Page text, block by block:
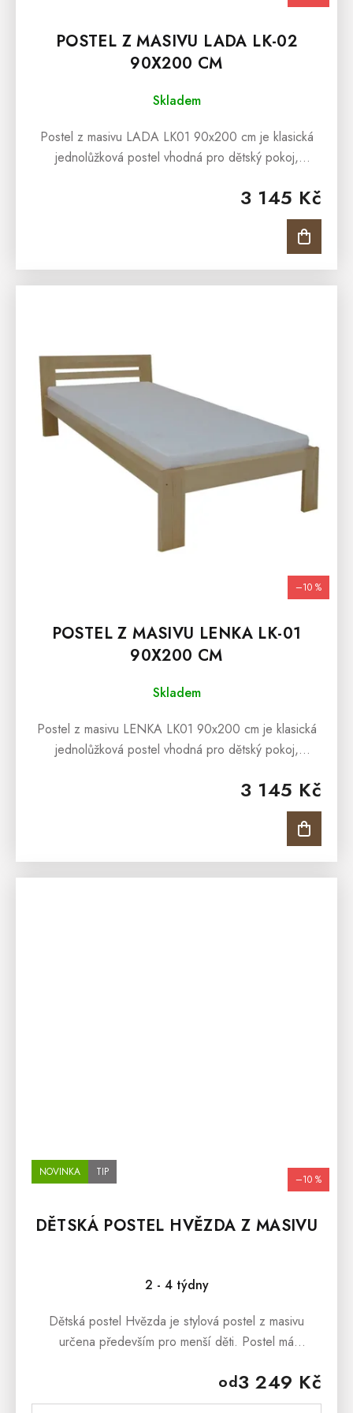
POSTEL Z MASIVU LADA LK-02
90X200 CM
Skladem
3 145 Kč
Postel z masivu LADA LK01 90x200 cm je klasická
jednolůžková postel vhodná pro dětský pokoj,
hotelových pokojů. Postel z masivu...
–10 %
POSTEL Z MASIVU LENKA LK-01
90X200 CM
Skladem
3 145 Kč
Postel z masivu LENKA LK01 90x200 cm je klasická
jednolůžková postel vhodná pro dětský pokoj,
hotelových pokojů. Postel z...
NOVINKA TIP
–10 %
DĚTSKÁ POSTEL HVĚZDA Z MASIVU
2 - 4 týdny
od3 249 Kč
Dětská postel Hvězda je stylová postel z masivu
určena především pro menší děti. Postel má
postele. Dětská postel Hvězda je...